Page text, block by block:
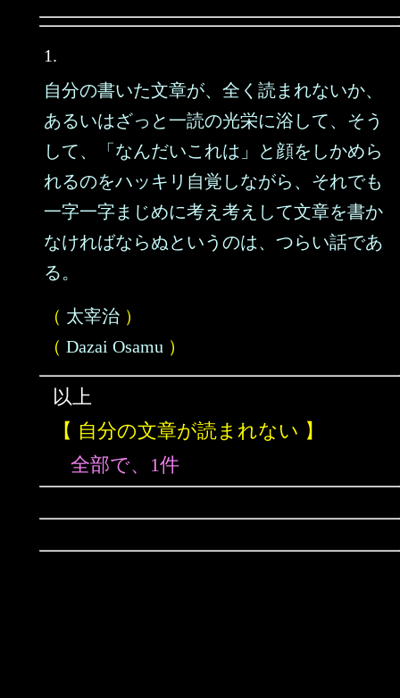
1.
自分の書いた文章が、全く読まれないか、
あるいはざっと一読の光栄に浴して、そう
して、「なんだいこれは」と顔をしかめら
れるのをハッキリ自覚しながら、それでも
一字一字まじめに考え考えして文章を書か
なければならぬというのは、つらい話であ
る。
（ 太宰治 ）
（ Dazai Osamu ）
以上
【 自分の文章が読まれない 】
全部で、1件